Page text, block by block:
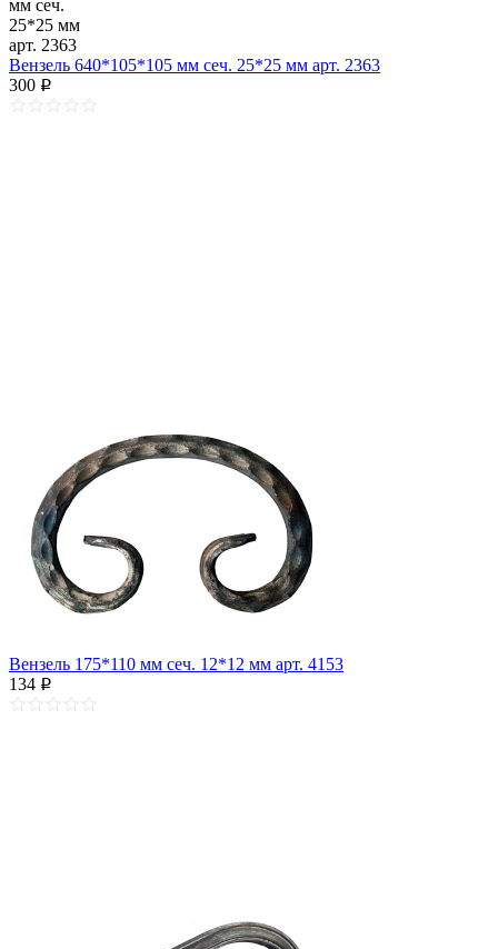
Вензель 640*105*105 мм сеч. 25*25 мм арт. 2363
300 p
Вензель 175*110 мм сеч. 12*12 мм арт. 4153
134 p